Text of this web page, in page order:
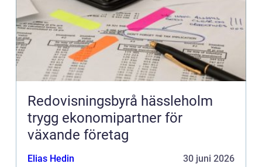
Redovisningsbyrå hässleholm
trygg ekonomipartner för
växande företag
Elias Hedin 30 juni 2026